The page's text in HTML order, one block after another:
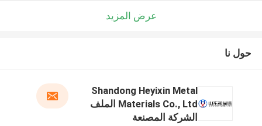
عرض المزيد
حول نا
Shandong Heyixin Metal
Materials Co., Ltd الملف
الشركة المصنعة